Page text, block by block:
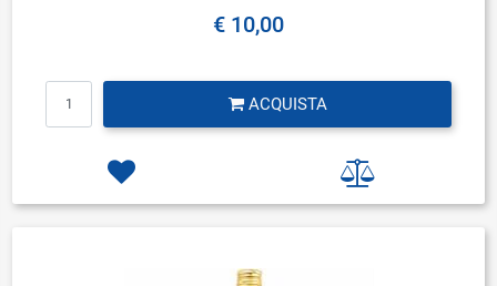
€ 10,00
ACQUISTA